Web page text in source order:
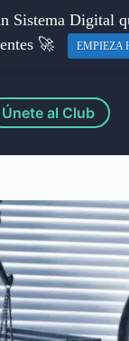
Únete al Club
Sistema Digital
🚀
EMPIEZA